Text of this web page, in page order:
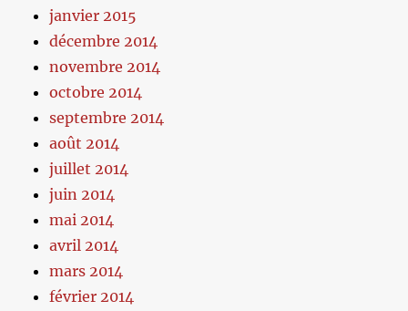
janvier 2015
décembre 2014
novembre 2014
octobre 2014
septembre 2014
août 2014
juillet 2014
juin 2014
mai 2014
avril 2014
mars 2014
février 2014